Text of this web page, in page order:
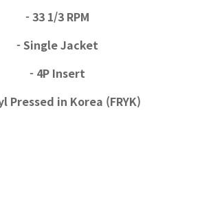
- 33 1/3 RPM
- Single Jacket
- 4P Insert
Pressed in Korea (FRYK)